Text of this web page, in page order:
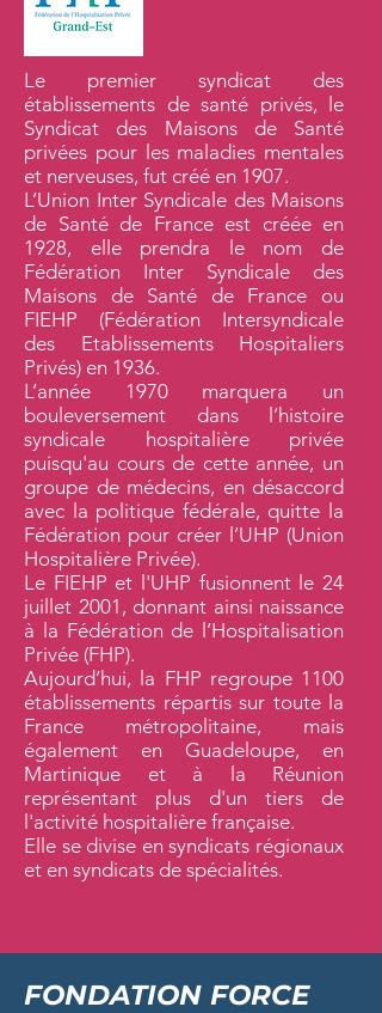
Le premier syndicat des
établissements de santé privés, le
Syndicat des Maisons de Santé
privées pour les maladies mentales
et nerveuses, fut créé en 1907.
L’Union Inter Syndicale des Maisons
de Santé de France est créée en
1928, elle prendra le nom de
Fédération Inter Syndicale des
Maisons de Santé de France ou
FIEHP (Fédération Intersyndicale
des Etablissements Hospitaliers
Privés) en 1936.
L’année 1970 marquera un
bouleversement dans l’histoire
syndicale hospitalière privée
puisqu'au cours de cette année, un
groupe de médecins, en désaccord
avec la politique fédérale, quitte la
Fédération pour créer l’UHP (Union
Hospitalière Privée).
Le FIEHP et l'UHP fusionnent le 24
juillet 2001, donnant ainsi naissance
à la Fédération de l’Hospitalisation
Privée (FHP).
Aujourd’hui, la FHP regroupe 1100
établissements répartis sur toute la
France métropolitaine, mais
également en Guadeloupe, en
Martinique et à la Réunion
représentant plus d'un tiers de
l'activité hospitalière française.
Elle se divise en syndicats régionaux
et en syndicats de spécialités.
FONDATION FORCE